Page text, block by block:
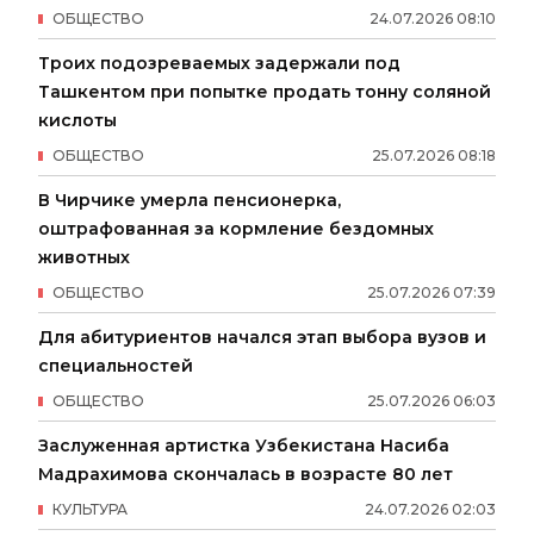
24.07.2026 08:10
ОБЩЕСТВО
Троих подозреваемых задержали под
Ташкентом при попытке продать тонну соляной
кислоты
25.07.2026 08:18
ОБЩЕСТВО
В Чирчике умерла пенсионерка,
оштрафованная за кормление бездомных
животных
25.07.2026 07:39
ОБЩЕСТВО
Для абитуриентов начался этап выбора вузов и
специальностей
25.07.2026 06:03
ОБЩЕСТВО
Заслуженная артистка Узбекистана Насиба
Мадрахимова скончалась в возрасте 80 лет
24.07.2026 02:03
КУЛЬТУРА